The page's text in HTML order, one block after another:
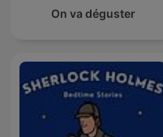
On va déguster